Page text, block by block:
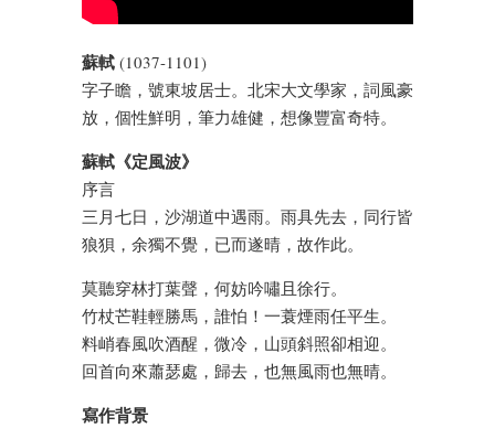
蘇軾 (1037-1101)
字子瞻，號東坡居士。北宋大文學家，詞風豪
放，個性鮮明，筆力雄健，想像豐富奇特。
蘇軾《定風波》
序言
三月七日，沙湖道中遇雨。雨具先去，同行皆
狼狽，余獨不覺，已而遂晴，故作此。
莫聽穿林打葉聲，何妨吟嘯且徐行。
竹杖芒鞋輕勝馬，誰怕！一蓑煙雨任平生。
料峭春風吹酒醒，微冷，山頭斜照卻相迎。
回首向來蕭瑟處，歸去，也無風雨也無晴。
寫作背景